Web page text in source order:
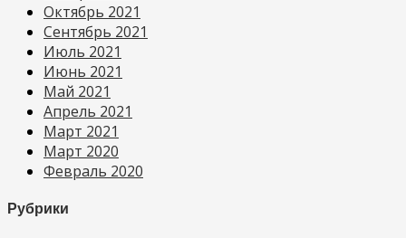
Октябрь 2021
Сентябрь 2021
Июль 2021
Июнь 2021
Май 2021
Апрель 2021
Март 2021
Март 2020
Февраль 2020
Рубрики